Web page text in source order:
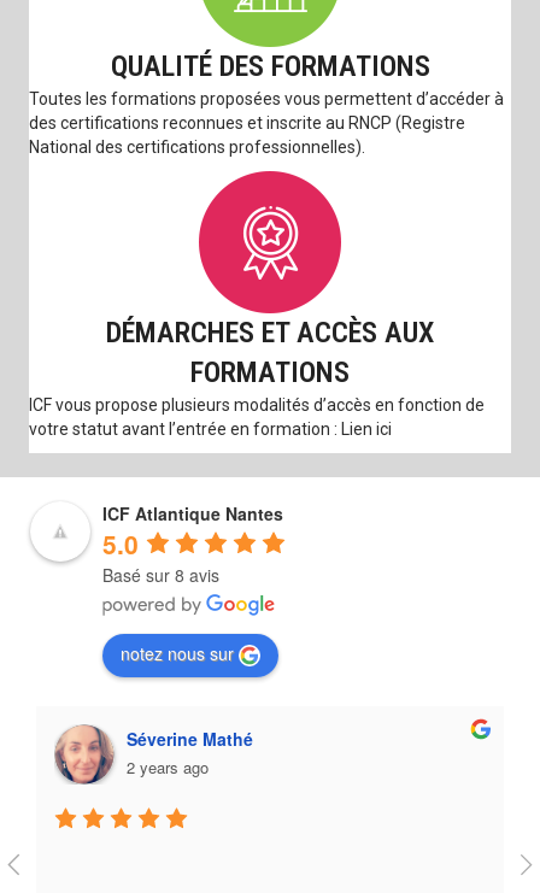
QUALITÉ DES FORMATIONS
Toutes les formations proposées vous permettent d’accéder à
des certifications reconnues et inscrite au RNCP (Registre
National des certifications professionnelles).
DÉMARCHES ET ACCÈS AUX
FORMATIONS
ICF vous propose plusieurs modalités d’accès en fonction de
votre statut avant l’entrée en formation : Lien ici
ICF Atlantique Nantes
5.0
Basé sur 8 avis
notez nous sur
Séverine Mathé
2 years ago